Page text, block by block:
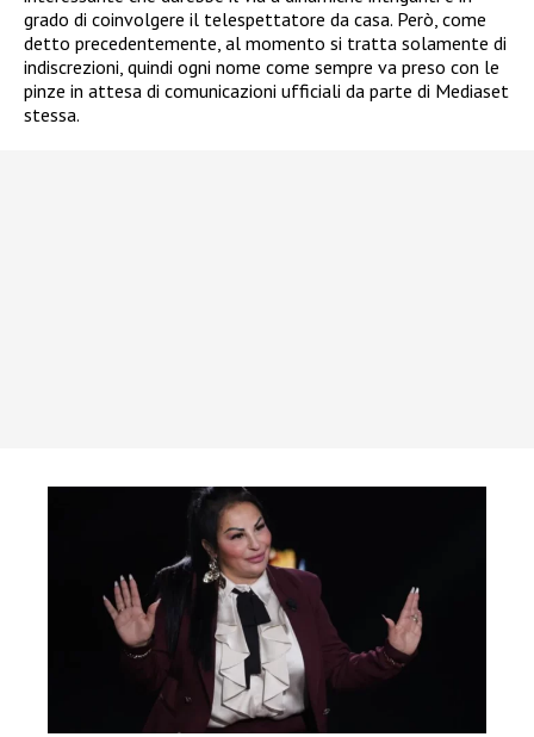
grado di coinvolgere il telespettatore da casa. Però, come
detto precedentemente, al momento si tratta solamente di
indiscrezioni, quindi ogni nome come sempre va preso con le
pinze in attesa di comunicazioni ufficiali da parte di Mediaset
stessa.